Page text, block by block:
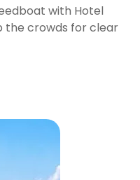
with Hotel
the crowds for clear